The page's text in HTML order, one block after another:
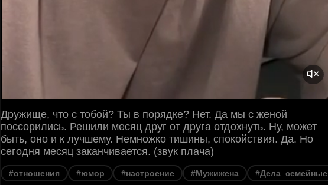
Дружище, что с тобой? Ты в порядке? Нет. Да мы с женой
поссорились. Решили месяц друг от друга отдохнуть. Ну, может
быть, оно и к лучшему. Немножко тишины, спокойствия. Да. Но
сегодня месяц заканчивается. (звук плача)
#отношения #юмор #настроение #Мужижена #Дела_семейные